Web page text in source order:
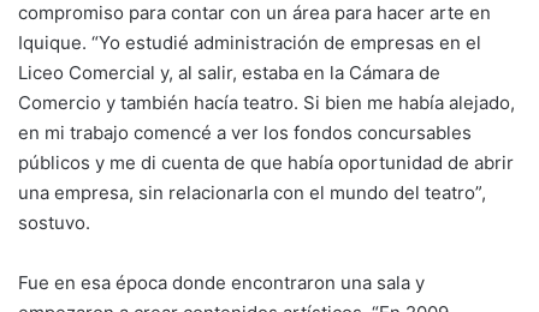
compromiso para contar con un área para hacer arte en
Iquique. “Yo estudié administración de empresas en el
Liceo Comercial y, al salir, estaba en la Cámara de
Comercio y también hacía teatro. Si bien me había alejado,
en mi trabajo comencé a ver los fondos concursables
públicos y me di cuenta de que había oportunidad de abrir
una empresa, sin relacionarla con el mundo del teatro”,
sostuvo.
Fue en esa época donde encontraron una sala y